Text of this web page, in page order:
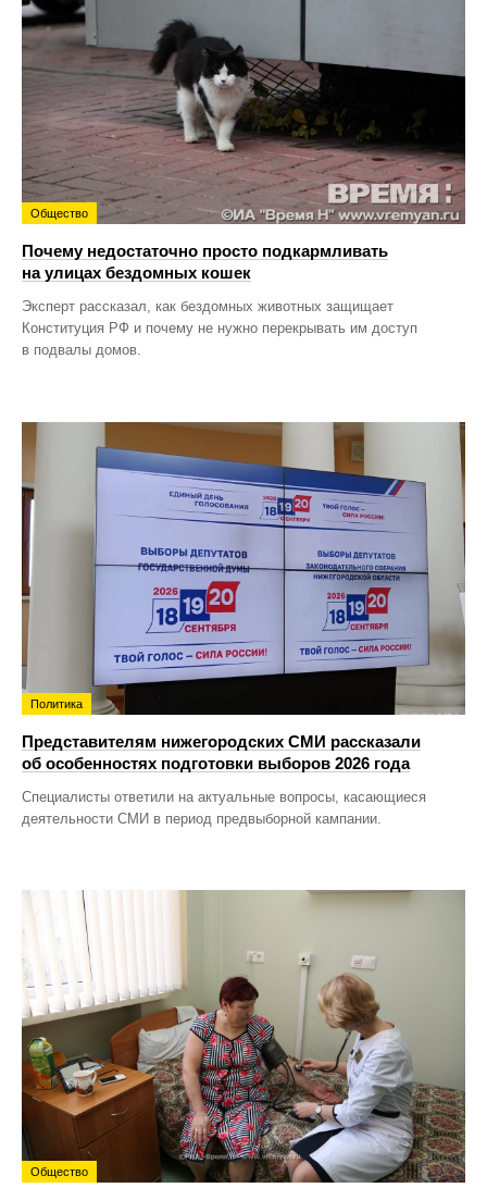
Общество
Почему недостаточно просто подкармливать
на улицах бездомных кошек
Эксперт рассказал, как бездомных животных защищает
Конституция РФ и почему не нужно перекрывать им доступ
в подвалы домов.
Политика
Представителям нижегородских СМИ рассказали
об особенностях подготовки выборов 2026 года
Специалисты ответили на актуальные вопросы, касающиеся
деятельности СМИ в период предвыборной кампании.
Общество